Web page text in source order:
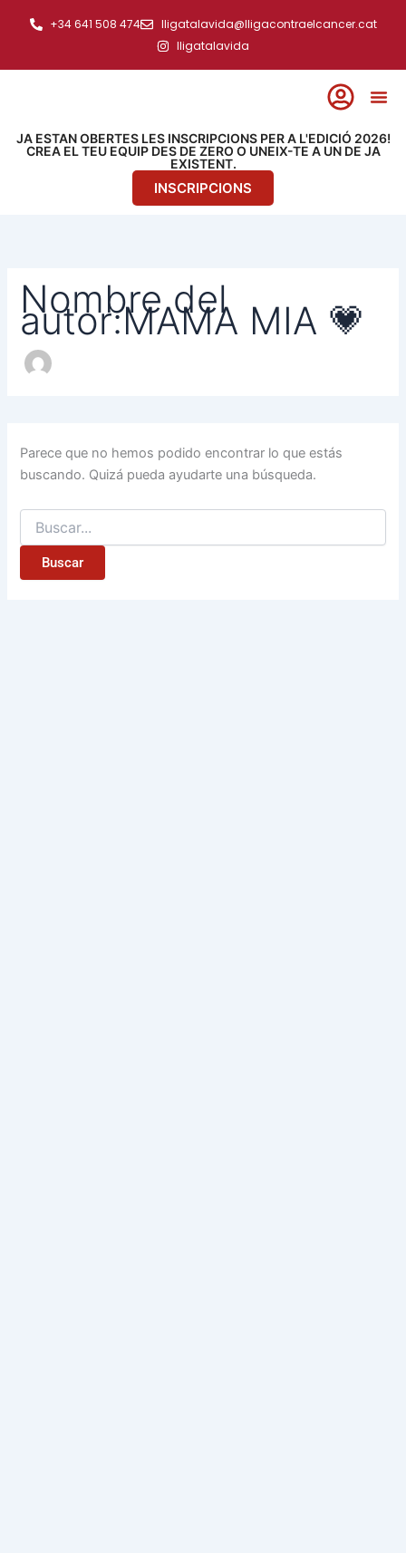
+34 641 508 474
lligatalavida@lligacontraelcancer.cat
lligatalavida
JA ESTAN OBERTES LES INSCRIPCIONS PER A L'EDICIÓ 2026!
CREA EL TEU EQUIP DES DE ZERO O UNEIX-TE A UN DE JA
EXISTENT.
INSCRIPCIONS
Nombre del
autor:MAMA MIA 💗
Parece que no hemos podido encontrar lo que estás
buscando. Quizá pueda ayudarte una búsqueda.
por: